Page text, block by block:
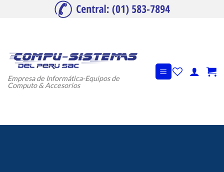
Empresa de Informática-Equipos de
Computo & Accesorios